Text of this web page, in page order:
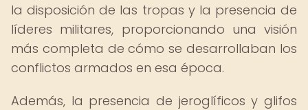
la disposición de las tropas y la presencia de
líderes militares, proporcionando una visión
más completa de cómo se desarrollaban los
conflictos armados en esa época.
Además, la presencia de jeroglíficos y glifos